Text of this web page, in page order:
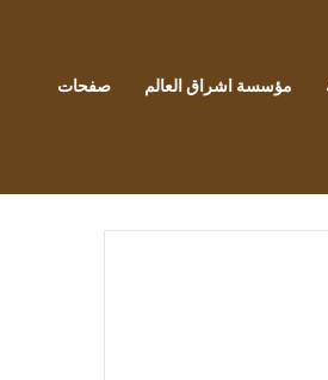
مؤسسة اشراق العالم صفحات